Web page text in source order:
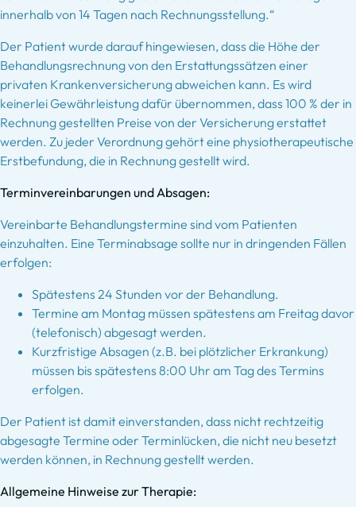
innerhalb von 14 Tagen nach Rechnungsstellung.“
Der Patient wurde darauf hingewiesen, dass die Höhe der
Behandlungsrechnung von den Erstattungssätzen einer
privaten Krankenversicherung abweichen kann. Es wird
keinerlei Gewährleistung dafür übernommen, dass 100 % der in
Rechnung gestellten Preise von der Versicherung erstattet
werden. Zu jeder Verordnung gehört eine physiotherapeutische
Erstbefundung, die in Rechnung gestellt wird.
Terminvereinbarungen und Absagen:
Vereinbarte Behandlungstermine sind vom Patienten
einzuhalten. Eine Terminabsage sollte nur in dringenden Fällen
erfolgen:
Spätestens 24 Stunden vor der Behandlung.
Termine am Montag müssen spätestens am Freitag davor
(telefonisch) abgesagt werden.
Kurzfristige Absagen (z.B. bei plötzlicher Erkrankung)
müssen bis spätestens 8:00 Uhr am Tag des Termins
erfolgen.
Der Patient ist damit einverstanden, dass nicht rechtzeitig
abgesagte Termine oder Terminlücken, die nicht neu besetzt
werden können, in Rechnung gestellt werden.
Allgemeine Hinweise zur Therapie: